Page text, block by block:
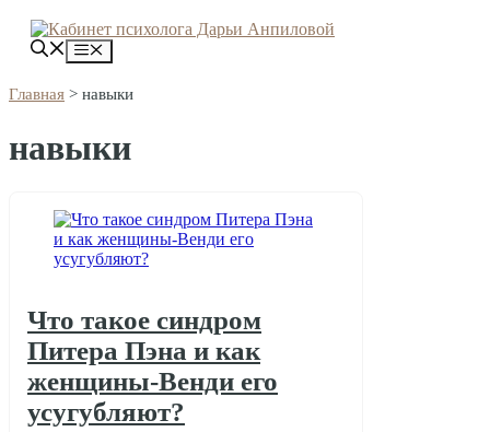
Перейти
содержимомуМеню
Главная > навыки
навыки
Что такое синдром
Питера Пэна и как
женщины-Венди его
усугубляют?